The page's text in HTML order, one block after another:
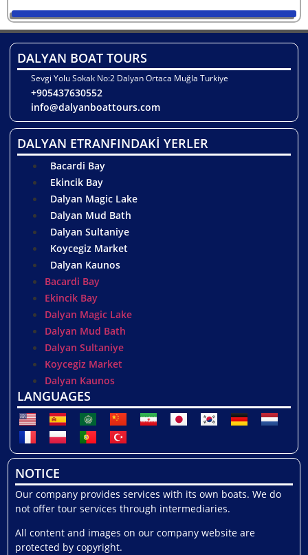
DALYAN BOAT TOURS
Sevgi Yolu Sokak No:2 Dalyan Ortaca Muğla Turkiye
+905437630552
info@dalyanboattours.com
DALYAN ETRANFINDAKİ YERLER
Bacardi Bay
Ekincik Bay
Dalyan Magic Lake
Dalyan Mud Bath
Dalyan Sultaniye
Koycegiz Market
Dalyan Kaunos
Bacardi Bay
Ekincik Bay
Dalyan Magic Lake
Dalyan Mud Bath
Dalyan Sultaniye
Koycegiz Market
Dalyan Kaunos
LANGUAGES
NOTICE
Our company provides services with its own boats. We do
not offer tour services through intermediaries.
All content and images on our company website are
protected by copyright.